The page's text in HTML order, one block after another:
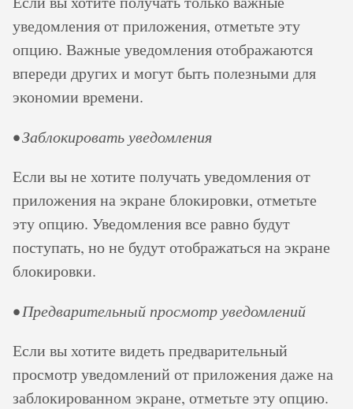
уведомления от приложения, отметьте эту
опцию. Важные уведомления отображаются
впереди других и могут быть полезными для
экономии времени.
• Заблокировать уведомления
Если вы не хотите получать уведомления от
приложения на экране блокировки, отметьте
эту опцию. Уведомления все равно будут
поступать, но не будут отображаться на экране
блокировки.
• Предварительный просмотр уведомлений
Если вы хотите видеть предварительный
просмотр уведомлений от приложения даже на
заблокированном экране, отметьте эту опцию.